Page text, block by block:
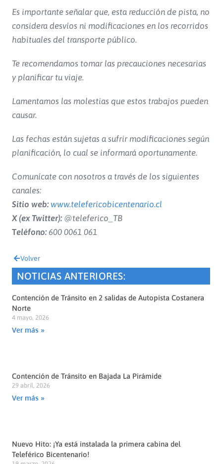
Es importante señalar que, esta reducción de pista, no
considera desvíos ni modificaciones en los recorridos
habituales del transporte público.
Te recomendamos tomar las precauciones necesarias
y planificar tu viaje.
Lamentamos las molestias que estos trabajos pueden
causar.
Las fechas están sujetas a sufrir modificaciones según
planificación, lo cual se informará oportunamente.
Comunícate con nosotros a través de los siguientes
canales:
Sitio web: www.telefericobicentenario.cl
X (ex Twitter):@teleferico_TB
Teléfono: 600 0061 061
Volver
NOTICIAS ANTERIORES:
Contención de Tránsito en 2 salidas de Autopista Costanera
Norte
4 mayo, 2026
Ver más »
Contención de Tránsito en Bajada La Pirámide
29 abril, 2026
Ver más »
Nuevo Hito: ¡Ya está instalada la primera cabina del
Teleférico Bicentenario!